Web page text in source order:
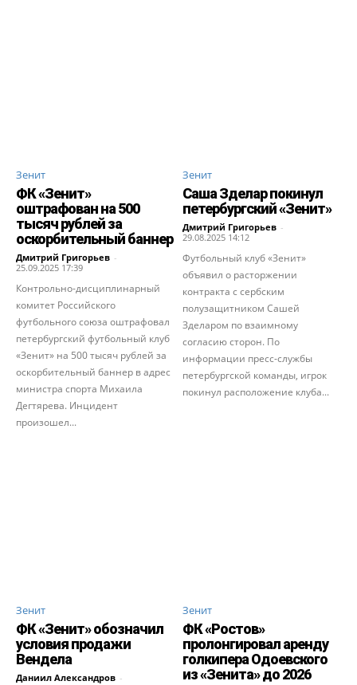
Зенит
ФК «Зенит»
оштрафован на 500
тысяч рублей за
оскорбительный баннер
Дмитрий Григорьев -
25.09.2025 17:39
Контрольно-дисциплинарный
комитет Российского
футбольного союза оштрафовал
петербургский футбольный клуб
«Зенит» на 500 тысяч рублей за
оскорбительный баннер в адрес
министра спорта Михаила
Дегтярева. Инцидент
произошел...
Зенит
Саша Зделар покинул
петербургский «Зенит»
Дмитрий Григорьев -
29.08.2025 14:12
Футбольный клуб «Зенит»
объявил о расторжении
контракта с сербским
полузащитником Сашей
Зделаром по взаимному
согласию сторон. По
информации пресс-службы
петербургской команды, игрок
покинул расположение клуба...
Зенит
ФК «Зенит» обозначил
условия продажи
Вендела
Даниил Александров -
Зенит
ФК «Ростов»
пролонгировал аренду
голкипера Одоевского
из «Зенита» до 2026